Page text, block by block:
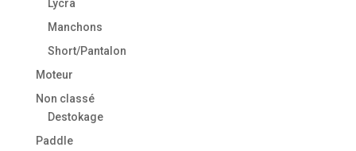
Lycra
Manchons
Short/Pantalon
Moteur
Non classé
Destokage
Paddle